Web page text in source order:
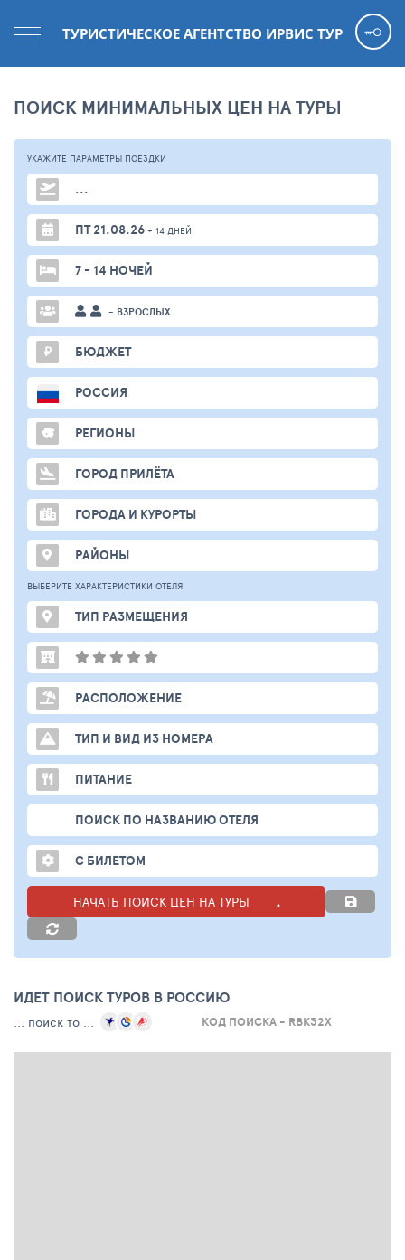
ТУРИСТИЧЕСКОЕ АГЕНТСТВО ИРВИС ТУР
ПОИСК МИНИМАЛЬНЫХ ЦЕН НА ТУРЫ
УКАЖИТЕ ПАРАМЕТРЫ ПОЕЗДКИ
...
ПТ 21.08.26 + 14 ДНЕЙ
7 - 14 НОЧЕЙ
- ВЗРОСЛЫХ
₽ БЮДЖЕТ
РОССИЯ
РЕГИОНЫ
ГОРОД ПРИЛЁТА
ГОРОДА И КУРОРТЫ
РАЙОНЫ
ВЫБЕРИТЕ ХАРАКТЕРИСТИКИ ОТЕЛЯ
ТИП РАЗМЕЩЕНИЯ
РАСПОЛОЖЕНИЕ
ТИП И ВИД ИЗ НОМЕРА
ПИТАНИЕ
ПОИСК ПО НАЗВАНИЮ ОТЕЛЯ
С БИЛЕТОМ
НАЧАТЬ ПОИСК ЦЕН НА ТУРЫ
ИДЕТ ПОИСК ТУРОВ В РОССИЮ
... поиск то ... КОД ПОИСКА - RBK32X